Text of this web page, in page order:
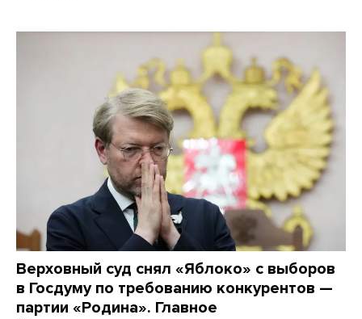
Верховный суд снял «Яблоко» с выборов
в Госдуму по требованию конкурентов —
партии «Родина». Главное